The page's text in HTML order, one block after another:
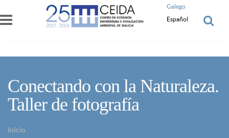
Pasar al contenido principal
Galego
Español
Conectando con la Naturaleza.
Taller de fotografía
Inicio